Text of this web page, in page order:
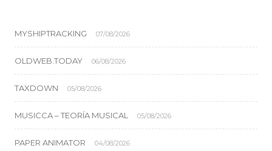
MYSHIPTRACKING 07/08/2026
OLDWEB.TODAY 06/08/2026
TAXDOWN 05/08/2026
MUSICCA – TEORÍA MUSICAL 05/08/2026
PAPER ANIMATOR 04/08/2026